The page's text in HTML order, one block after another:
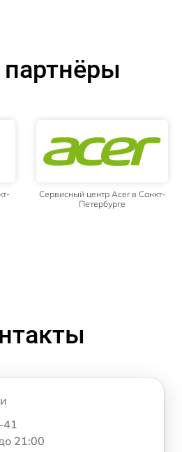
Сервисный центр Acer в Санкт-
Петербурге
41
21:00